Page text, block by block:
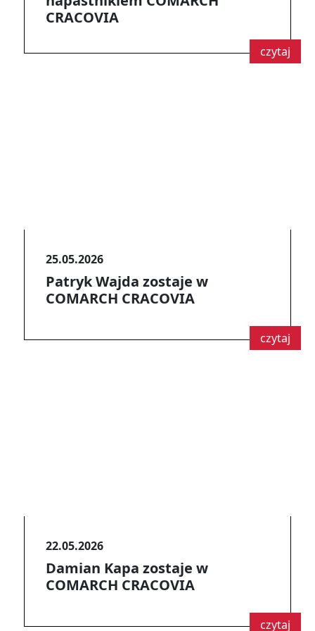
CRACOVIA
czytaj
25.05.2026
Patryk Wajda zostaje w
COMARCH CRACOVIA
czytaj
22.05.2026
Damian Kapa zostaje w
COMARCH CRACOVIA
czytaj